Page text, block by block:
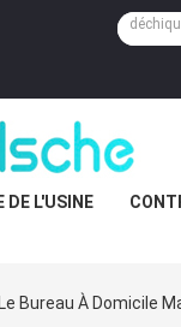
DE L'USINE
Bureau À Domicile